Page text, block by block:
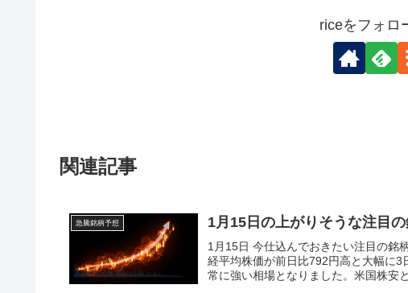
riceをフォロ
関連記事
急騰銘柄予想 1月15日の上がりそうな注目
1月15日 今仕込んでおきたい注目の
経平均株価が前日比792円高と大幅に
常に強い相場となりました。米国株安